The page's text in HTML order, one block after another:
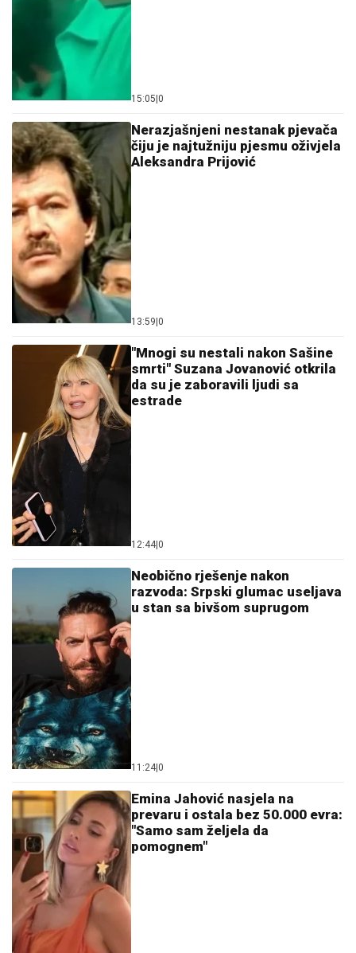
15:05 0
Nerazjašnjeni nestanak pjevača
čiju je najtužniju pjesmu oživjela
Aleksandra Prijović
13:59 0
"Mnogi su nestali nakon Sašine
smrti" Suzana Jovanović otkrila
da su je zaboravili ljudi sa
estrade
12:44 0
Neobično rješenje nakon
razvoda: Srpski glumac useljava
u stan sa bivšom suprugom
11:24 0
Emina Jahović nasjela na
prevaru i ostala bez 50.000 evra:
"Samo sam željela da
pomognem"